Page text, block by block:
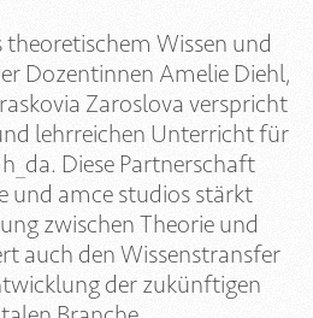
Wissen und
Dozentinnen Amelie Diehl,
Zaroslova verspricht
lehrreichen Unterricht für
Diese Partnerschaft
und amce studios stärkt
zwischen Theorie und
auch den Wissenstransfer
der zukünftigen